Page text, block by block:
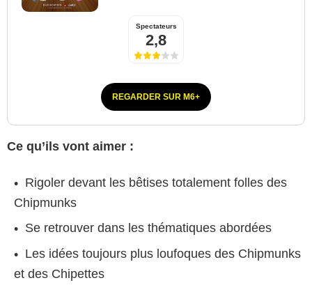
Spectateurs
2,8
REGARDER SUR M6+
Ce qu’ils vont aimer :
Rigoler devant les bêtises totalement folles des
Chipmunks
Se retrouver dans les thématiques abordées
Les idées toujours plus loufoques des Chipmunks
et des Chipettes